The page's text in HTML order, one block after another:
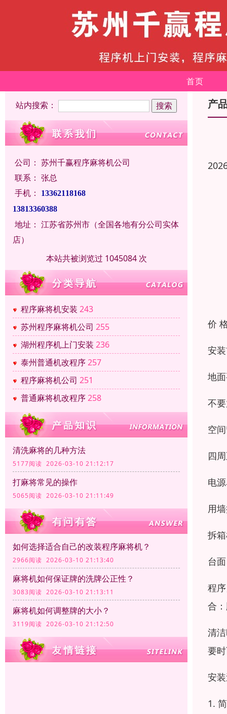
首页
站内搜索：
公司： 苏州千赢程序麻将机公司
联系： 张总
手机：
13362118168
13813360388
地址： 江苏省苏州市（全国各地有分公司实体
店）
本站共被浏览过 1045084 次
程序麻将机安装 243
苏州程序麻将机公司 255
湖州程序机上门安装 236
泰州普通机改程序257
程序麻将机公司 251
普通麻将机改程序258
清洗麻将的几种方法
5177阅读 2026-03-10 21:12:17
打麻将常见的操作
5065阅读 2026-03-10 21:11:49
如何选择适合自己的改装程序麻将机？
2966阅读 2026-03-10 21:13:40
麻将机如何保证牌的洗牌公正性？
3083阅读 2026-03-10 21:13:11
麻将机如何调整牌的大小？
3119阅读 2026-03-10 21:12:50
产
价
安
地
不
空
四
电
用
拆
台
程
合
清
要
安
1.